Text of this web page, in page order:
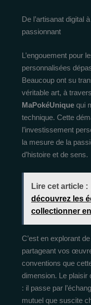
De l’artisanat digital
passionnant
L’engouement pour
personnalisées
Beaucoup ont su
véritable art, à
MaPokéUnique qui
technique. Cette
l’investissement
la mesure de la
d’histoire et de sens.
Lire cet article :
découvrez les
collectionner
C’est en explorant
partageant vos
conventions que
dimension. Le plaisir
: il passe par
mutuel que suscite